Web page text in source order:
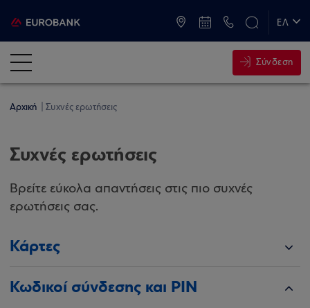
ΕΛ
Σύνδεση
Αρχική Συχνές ερωτήσεις
Συχνές ερωτήσεις
Βρείτε εύκολα απαντήσεις στις πιο συχνές
ερωτήσεις σας.
Κάρτες
Κωδικοί σύνδεσης και PIN